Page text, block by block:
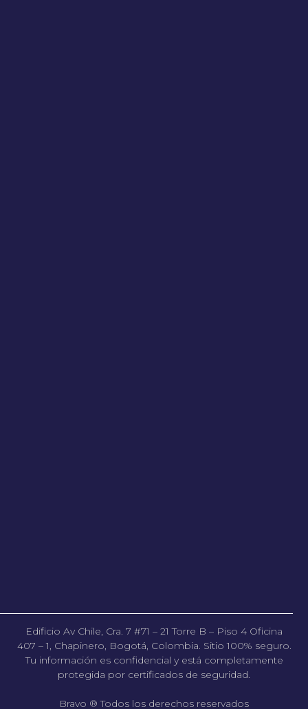
Edificio Av Chile, Cra. 7 #71 – 21 Torre B – Piso 4 Oficina
407 – 1, Chapinero, Bogotá, Colombia. Sitio 100% seguro.
Tu información es confidencial y está completamente
protegida por certificados de seguridad.
Bravo ® Todos los derechos reservados